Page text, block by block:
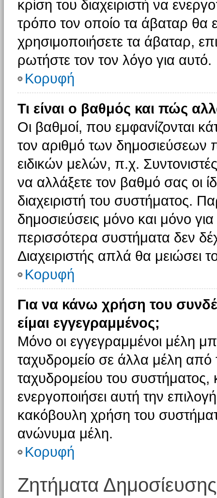
κρίση του διαχειριστή να
τρόπο τον οποίο τα άβαταρ θα
χρησιμοποιήσετε τα άβαταρ,
ρωτήστε τον τον λόγο για αυτό.
Κορυφή
Τι είναι ο βαθμός και πώς
Οι βαθμοί, που εμφανίζονται
τον αριθμό των δημοσιεύσεων
ειδικών μελών, π.χ.
να αλλάξετε τον βαθμό σας οι
διαχειριστή του συστήματος.
δημοσιεύσεις μόνο και μόνο
περισσότερα συστήματα δεν
Διαχειριστής απλά θα μειώσει
Κορυφή
Για να κάνω χρήση του
είμαι εγγεγραμμένος;
Μόνο οι εγγεγραμμένοι μέλη
ταχυδρομείο σε άλλα μέλη
ταχυδρομείου του συστήματος,
ενεργοποιήσει αυτή την
κακόβουλη χρήση του
ανώνυμα μέλη.
Κορυφή
Ζητήματα Δημοσίευσης